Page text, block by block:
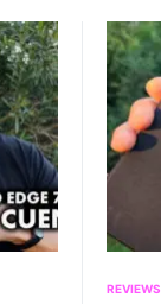
REVIEWS